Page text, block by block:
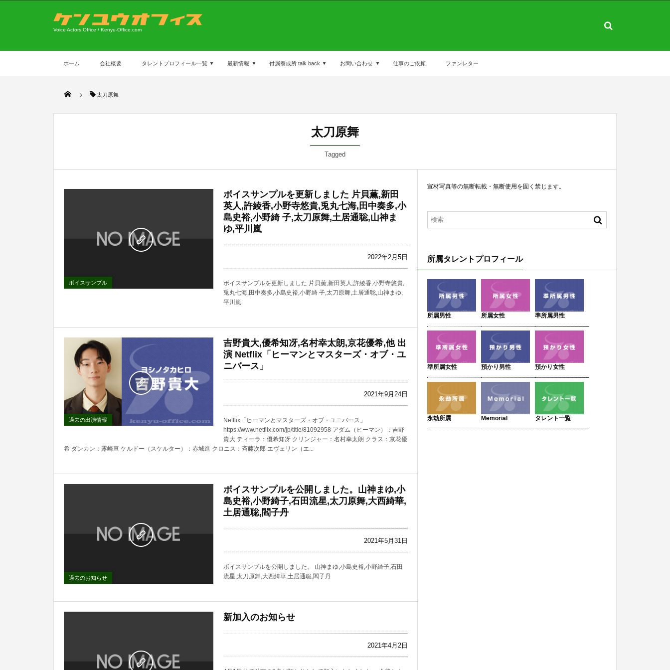
Voice Actors Office / Kenyu-Office.com
ホーム 会社概要 タレントプロフィール一覧 最新情報 付属養成所 talk back お問い合わせ 仕事のご依頼 ファンレター
太刀原舞
太刀原舞
Tagged
ボイスサンプル
ボイスサンプルを更新しました 片貝薫,新田
英人,許綾香,小野寺悠貴,兎丸七海,田中奏多,小
島史裕,小野綺 子,太刀原舞,土居通聡,山神ま
ゆ,平川嵐
2022年2月5日
ボイスサンプルを更新しました 片貝薫,新田英人,許綾香,小野寺悠貴,
兎丸七海,田中奏多,小島史裕,小野綺 子,太刀原舞,土居通聡,山神まゆ,
平川嵐
過去の出演情報
吉野貴大,優希知冴,名村幸太朗,京花優希,他 出
演 Netflix「ヒーマンとマスターズ・オブ・ユ
ニバース」
2021年9月24日
Netflix「ヒーマンとマスターズ・オブ・ユニバース」
https://www.netflix.com/jp/title/81092958 アダム（ヒーマン）：吉野
貴大 ティーラ：優希知冴 クリンジャー：名村幸太朗 クラス：京花優
希 ダンカン：露崎亘 ケルドー（スケルター）：赤城進 クロニス：斉藤次郎 エヴェリン（エ...
過去のお知らせ
ボイスサンプルを公開しました。山神まゆ,小
島史裕,小野綺子,石田流星,太刀原舞,大西綺華,
土居通聡,閻子丹
2021年5月31日
ボイスサンプルを公開しました。 山神まゆ,小島史裕,小野綺子,石田
流星,太刀原舞,大西綺華,土居通聡,閻子丹
新加入のお知らせ
2021年4月2日
宣材写真等の無断転載・無断使用を固く禁じます。
所属タレントプロフィール
所属男性 所属女性 準所属男性
準所属女性 預かり男性 預かり女性
永劫所属 Memorial タレント一覧